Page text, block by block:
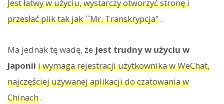
Jest łatwy w użyciu, wystarczy otworzyć stronę i
przesłać plik tak jak ``Mr. Transkrypcja” .
Ma jednak tę wadę, że jest trudny w użyciu w
Japonii i wymaga rejestracji użytkownika w WeChat,
najczęściej używanej aplikacji do czatowania w
Chinach .